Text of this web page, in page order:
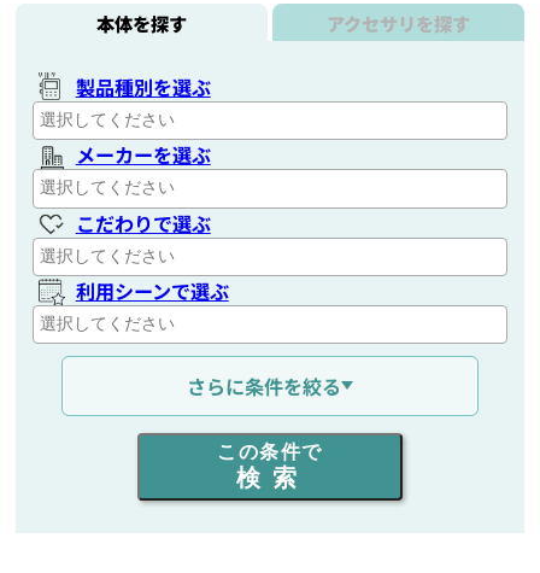
本体を探す アクセサリを探す
製品種別を選ぶ
メーカーを選ぶ
こだわりで選ぶ
利用シーンで選ぶ
通信距離を選ぶ
出力を選ぶ
同時通話人数を選ぶ
さらに条件を絞る
この条件で
検索